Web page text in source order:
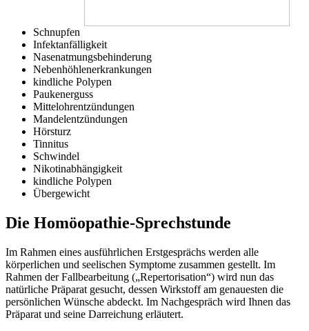
Schnupfen
Infektanfälligkeit
Nasenatmungsbehinderung
Nebenhöhlenerkrankungen
kindliche Polypen
Paukenerguss
Mittelohrentzündungen
Mandelentzündungen
Hörsturz
Tinnitus
Schwindel
Nikotinabhängigkeit
kindliche Polypen
Übergewicht
Die Homöopathie-Sprechstunde
Im Rahmen eines ausführlichen Erstgesprächs werden alle
körperlichen und seelischen Symptome zusammen gestellt. Im
Rahmen der Fallbearbeitung („Repertorisation“) wird nun das
natürliche Präparat gesucht, dessen Wirkstoff am genauesten die
persönlichen Wünsche abdeckt. Im Nachgespräch wird Ihnen das
Präparat und seine Darreichung erläutert.